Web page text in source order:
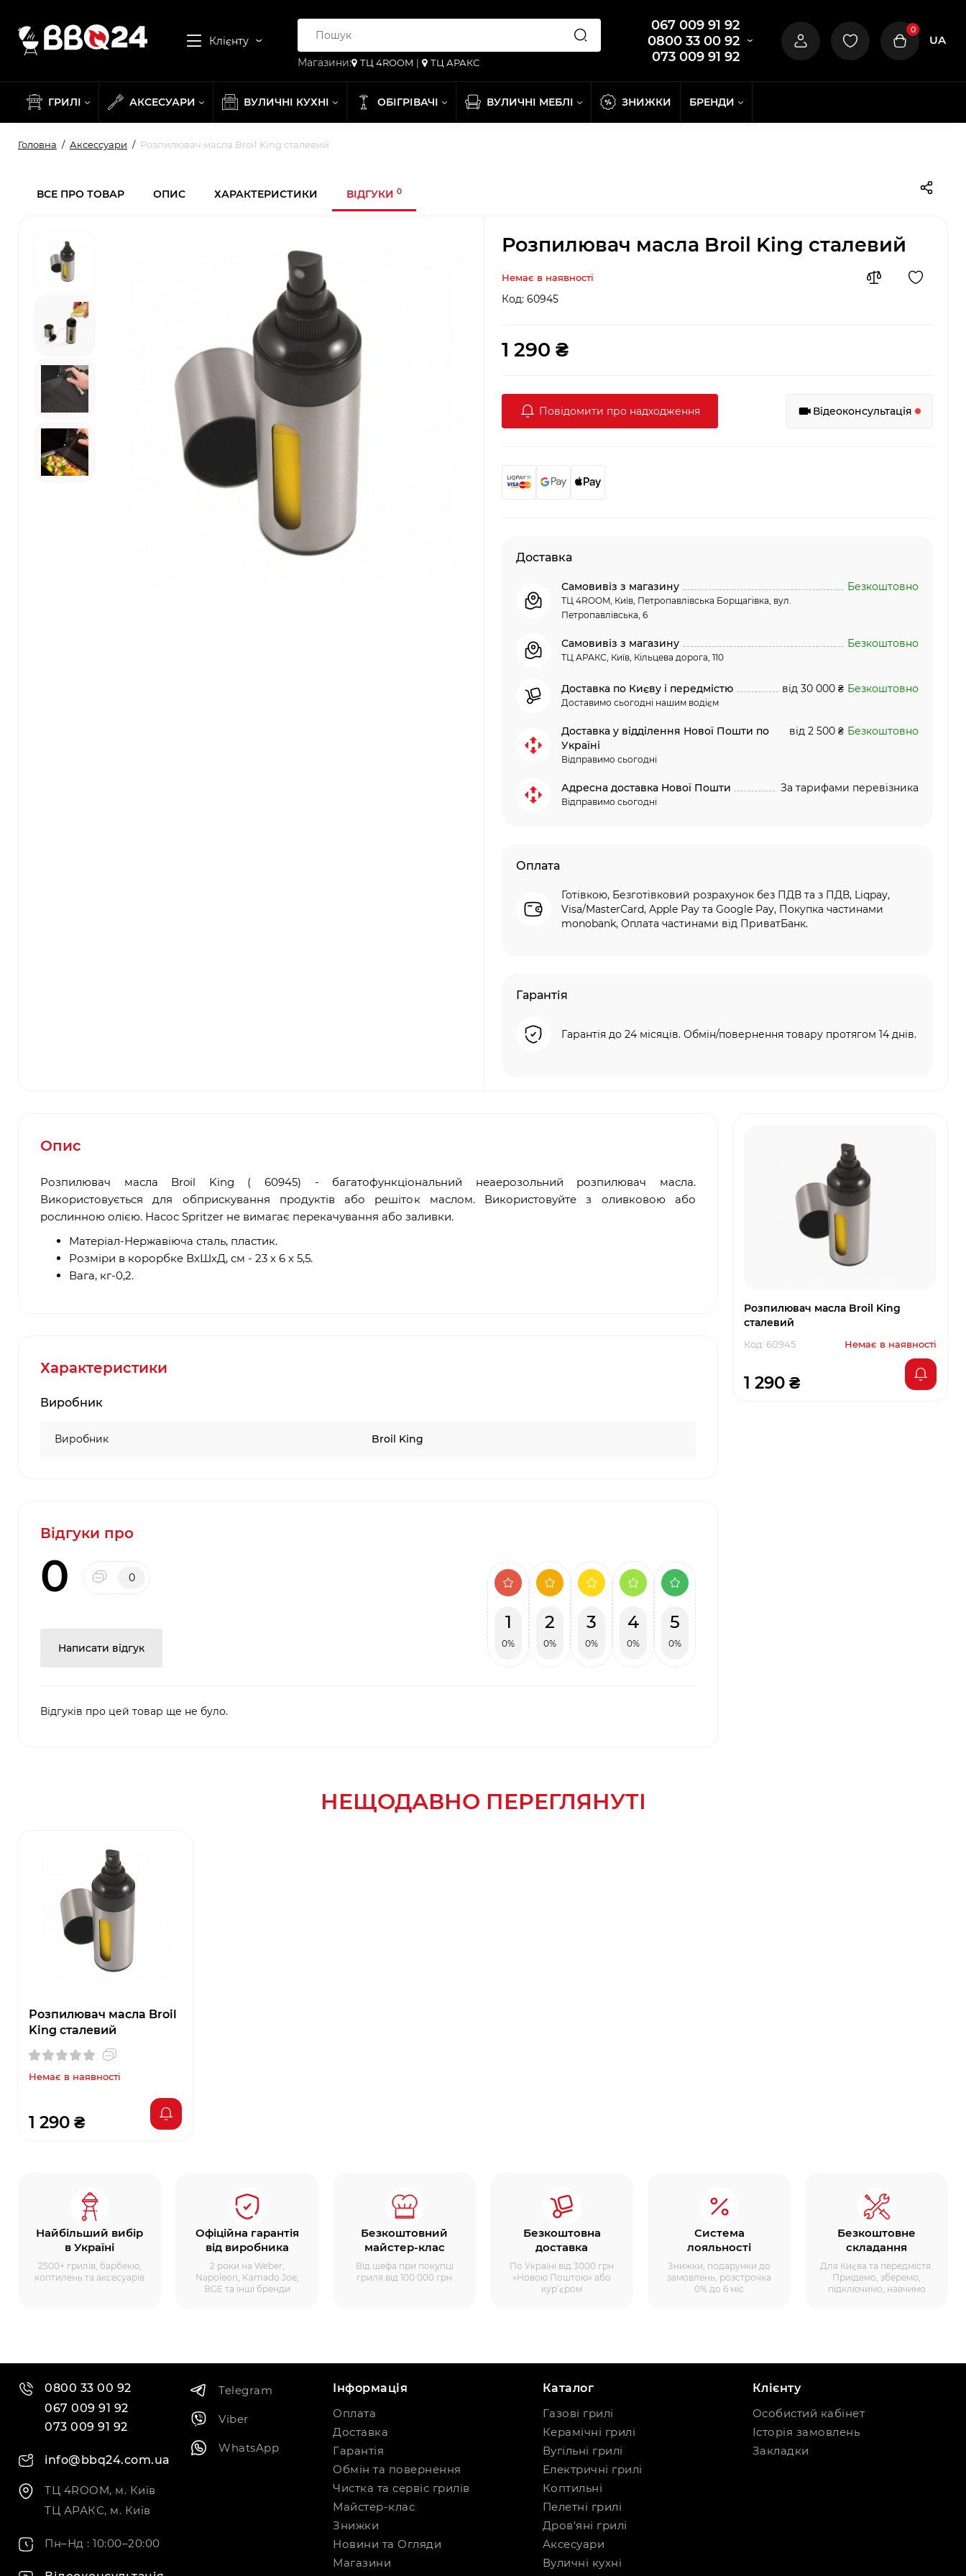
Клієнту
067 009 91 92
0800 33 00 92
073 009 91 92
Магазини: ТЦ 4ROOM | ТЦ АРАКС
0
UA
ГРИЛІ АКСЕСУАРИ ВУЛИЧНІ КУХНІ ОБІГРІВАЧІ ВУЛИЧНІ МЕБЛІ ЗНИЖКИ БРЕНДИ
Головна Аксессуари Розпилювач масла Broil King сталевий
ВСЕ ПРО ТОВАР ОПИС ХАРАКТЕРИСТИКИ ВІДГУКИ 0
Розпилювач масла Broil King сталевий
Немає в наявності
Код: 60945
1 290 ₴
Повідомити про надходження Відеоконсультація
Доставка
Самовивіз з магазину
ТЦ 4ROOM, Київ, Петропавлівська Борщагівка, вул.
Петропавлівська, 6
Безкоштовно
Самовивіз з магазину
ТЦ АРАКС, Київ, Кільцева дорога, 110
Безкоштовно
Доставка по Києву і передмістю
Доставимо сьогодні нашим водієм
від 30 000 ₴ Безкоштовно
Доставка у відділення Нової Пошти по
Україні
Відправимо сьогодні
від 2 500 ₴ Безкоштовно
Адресна доставка Нової Пошти
Відправимо сьогодні
За тарифами перевізника
Оплата
Готівкою, Безготівковий розрахунок без ПДВ та з ПДВ, Liqpay,
Visa/MasterCard, Apple Pay та Google Pay, Покупка частинами
monobank, Оплата частинами від ПриватБанк.
Гарантія
Гарантія до 24 місяців. Обмін/повернення товару протягом 14 днів.
Опис
Розпилювач масла Broil King ( 60945) - багатофункціональний неаерозольний розпилювач масла.
Використовується для обприскування продуктів або решіток маслом. Використовуйте з оливковою або
рослинною олією. Насос Spritzer не вимагає перекачування або заливки.
Матеріал-Нержавіюча сталь, пластик.
Розміри в корорбке ВхШхД, см - 23 х 6 х 5,5.
Вага, кг-0,2.
Характеристики
Виробник
Виробник Broil King
Відгуки про
0 0
Написати відгук
1
0%
2
0%
3
0%
4
0%
5
0%
Відгуків про цей товар ще не було.
Розпилювач масла Broil King
сталевий
Код: 60945 Немає в наявності
1 290 ₴
НЕЩОДАВНО ПЕРЕГЛЯНУТІ
Розпилювач масла Broil
King сталевий
Немає в наявності
1 290 ₴
Найбільший вибір
в Україні
2500+ грилів, барбекю,
коптилень та аксесуарів
Офіційна гарантія
від виробника
2 роки на Weber,
Napoleon, Kamado Joe,
BGE та інші бренди
Безкоштовний
майстер-клас
Від шефа при покупці
гриля від 100 000 грн
Безкоштовна
доставка
По Україні від 3000 грн
«Новою Поштою» або
кур’єром
Система
лояльності
Знижки, подарунки до
замовлень, розстрочка
0% до 6 міс
Безкоштовне
складання
Для Києва та передмістя.
Приїдемо, зберемо,
підключимо, навчимо
0800 33 00 92
067 009 91 92
073 009 91 92
info@bbq24.com.ua
ТЦ 4ROOM, м. Київ
ТЦ АРАКС, м. Київ
Пн–Нд : 10:00–20:00
Telegram
Viber
WhatsApp
Інформація
Оплата
Доставка
Гарантія
Обмін та повернення
Чистка та сервіс грилів
Майстер-клас
Знижки
Новини та Огляди
Магазини
Каталог
Газові грилі
Керамічні грилі
Вугільні грилі
Електричні грилі
Коптильні
Пелетні грилі
Дров'яні грилі
Аксесуари
Вуличні кухні
Клієнту
Особистий кабінет
Історія замовлень
Закладки